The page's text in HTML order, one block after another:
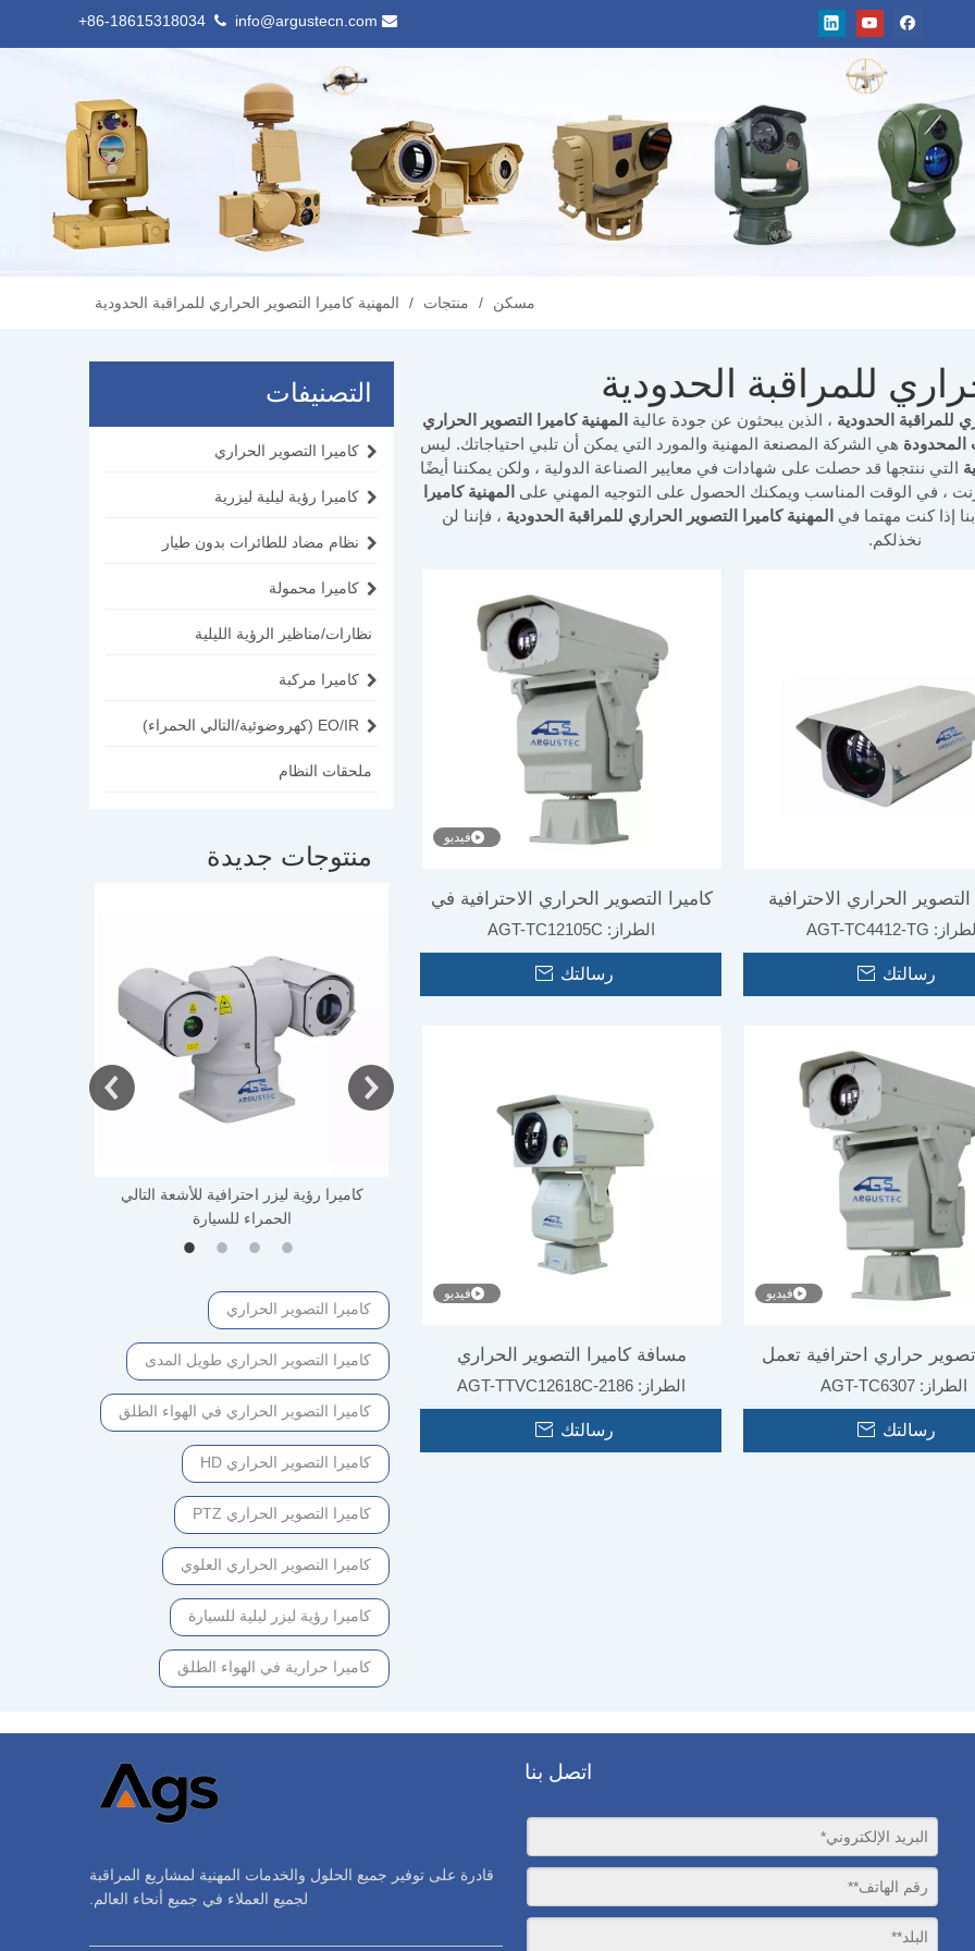
info@argustecn.com 
مسكن / منتجات / المهنية كاميرا التصوير الحراري للمراقبة الحدودية
التصنيفات
كاميرا التصوير الحراري
كاميرا رؤية ليلية ليزرية
نظام مضاد للطائرات بدون طيار
كاميرا محمولة
نظارات/مناظير الرؤية الليلية
كاميرا مركبة
EO/IR (كهروضوئية/التالي الحمراء)
ملحقات النظام
منتوجات جديدة
كاميرا رؤية ليزر احترافية للأشعة التالي
الحمراء للسيارة
كاميرا ذات منصة بصرية متعددة الطيف PTZ
لنظام الحماية من حرائق الغابات
كاميرا تصوير حراري عالية السرعة عن بعد
لنظام المراقبة المرتبط بالرادار
كاميرا التصوير الحراري
كاميرا التصوير الحراري طويل المدى
كاميرا التصوير الحراري في الهواء الطلق
كاميرا التصوير الحراري HD
كاميرا التصوير الحراري PTZ
كاميرا التصوير الحراري العلوي
كاميرا رؤية ليزر ليلية للسيارة
كاميرا حرارية في الهواء الطلق
للمراقبة الحدودية
للمراقبة الحدودية ، الذين يبحثون عن جودة عالية المهنية كاميرا التصوير الحراري
المحدودة هي الشركة المصنعة المهنية والمورد التي يمكن أن تلبي احتياجاتك. ليس
التي ننتجها قد حصلت على شهادات في معايير الصناعة الدولية ، ولكن يمكننا أيضًا
، في الوقت المناسب ويمكنك الحصول على التوجيه المهني على المهنية كاميرا
إذا كنت مهتما في المهنية كاميرا التصوير الحراري للمراقبة الحدودية ، فإننا لن
نخذلكم.
فيديو
كاميرا التصوير الحراري الاحترافية في
الهواء الطلق للمراقبة الحدودية
الطراز: AGT-TC12105C
رسالتك
التصوير الحراري الاحترافية
المدى للمراقبة الحدودية
AGT-TC4412-TG
رسالتك
فيديو
مسافة كاميرا التصوير الحراري
الاحترافي للمراقبة الحدودية
الطراز: AGT-TTVC12618C-2186
رسالتك
فيديو
تصوير حراري احترافية تعمل
التالي الحمراء لمراقبة الحدود
الطراز: AGT-TC6307
رسالتك
قادرة على توفير جميع الحلول والخدمات المهنية لمشاريع المراقبة
لجميع العملاء في جميع أنحاء العالم.
اتصل بنا